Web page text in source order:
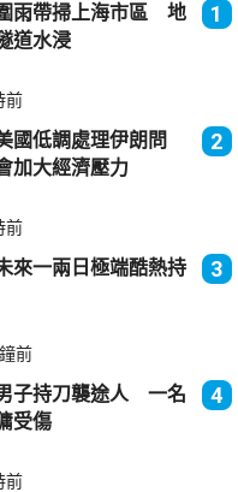
雨帶掃上海市區 地
道水浸
1
前
國低調處理伊朗問
大經濟壓力
2
前
來一兩日極端酷熱持
3
前
子持刀襲途人 一名
受傷
4
前